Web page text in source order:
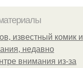
известный комик и
недавно
внимания из-за